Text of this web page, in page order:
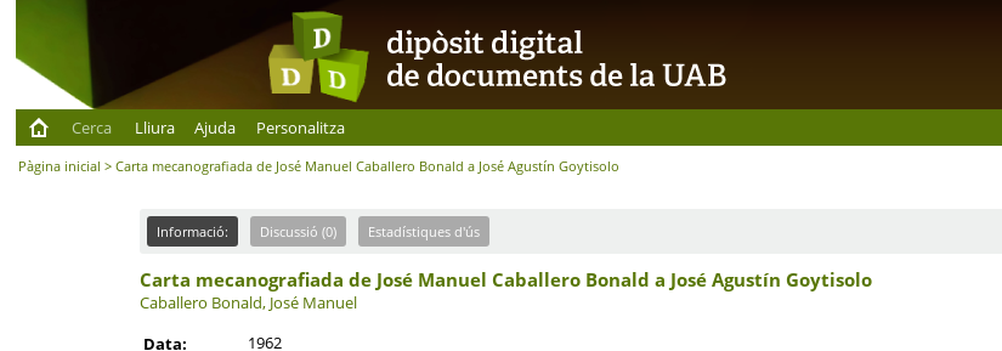
Cerca
Lliura Ajuda Personalitza
Pàgina inicial > Carta mecanografiada de José Manuel Caballero Bonald a José Agustín Goytisolo
Informació: Discussió (0) Estadístiques d'ús
Carta mecanografiada de José Manuel Caballero Bonald a José Agustín Goytisolo
Caballero Bonald, José Manuel
Data:
1962